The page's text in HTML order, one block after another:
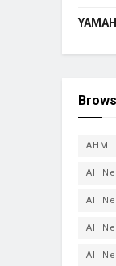
AHM
All
All
All
All